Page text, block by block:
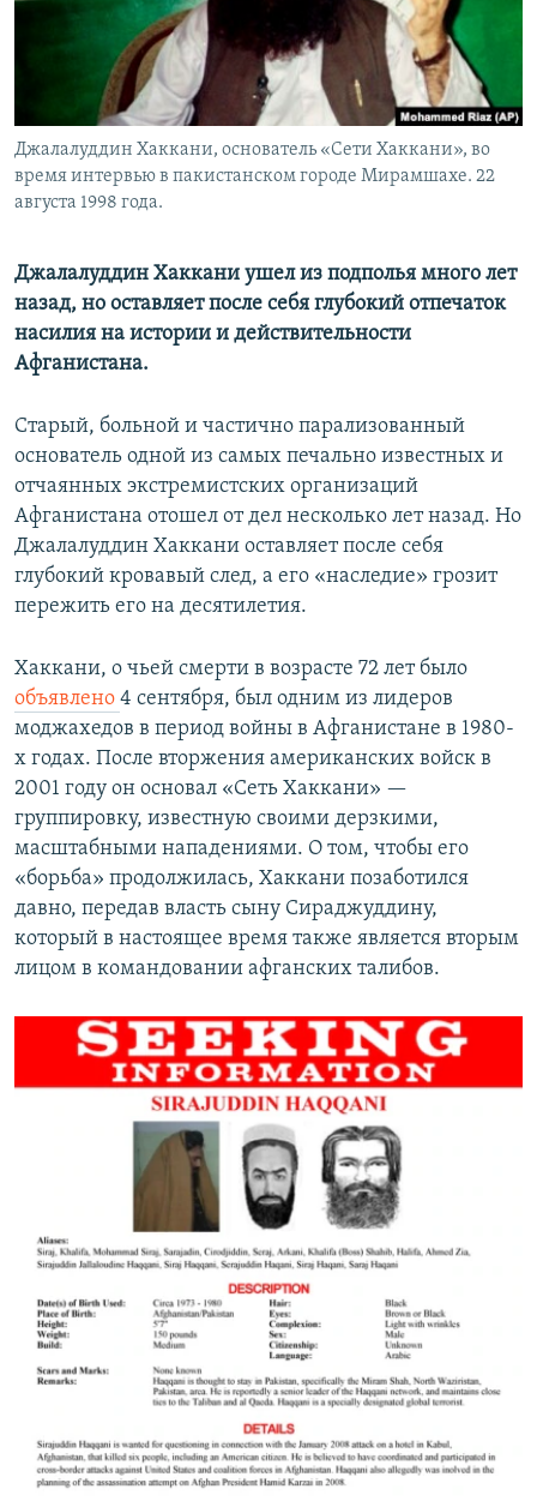
Джалалуддин Хаккани, основатель «Сети Хаккани», во
время интервью в пакистанском городе Мирамшахе. 22
августа 1998 года.
Джалалуддин Хаккани ушел из подполья много лет
назад, но оставляет после себя глубокий отпечаток
насилия на истории и действительности
Афганистана.
Старый, больной и частично парализованный
основатель одной из самых печально известных и
отчаянных экстремистских организаций
Афганистана отошел от дел несколько лет назад. Но
Джалалуддин Хаккани оставляет после себя
глубокий кровавый след, а его «наследие» грозит
пережить его на десятилетия.
Хаккани, о чьей смерти в возрасте 72 лет было
объявлено 4 сентября, был одним из лидеров
моджахедов в период войны в Афганистане в 1980-
х годах. После вторжения американских войск в
2001 году он основал «Сеть Хаккани» —
группировку, известную своими дерзкими,
масштабными нападениями. О том, чтобы его
«борьба» продолжилась, Хаккани позаботился
давно, передав власть сыну Сираджуддину,
который в настоящее время также является вторым
лицом в командовании афганских талибов.